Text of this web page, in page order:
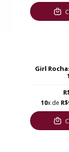
Girl
10x de